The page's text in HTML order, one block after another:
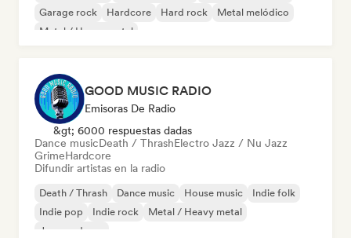
Garage rock
Hardcore Hard rock
Metal melódico
Metal / Heavy metal
GOOD MUSIC RADIO
Emisoras De Radio
&gt; 6000 respuestas dadas
Dance musicDeath / ThrashElectro Jazz / Nu Jazz
GrimeHardcore
Difundir artistas en la radio
Death / Thrash Dance music House music
Indie folk
Indie pop
Indie rock
Metal / Heavy metal
Jazz moderno